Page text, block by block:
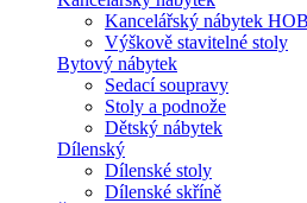
Kancelářský nábytek
Výškově stavitelné stoly
Bytový nábytek
Sedací soupravy
Stoly a podnože
Dětský nábytek
Dílenský
Dílenské stoly
Dílenské skříně